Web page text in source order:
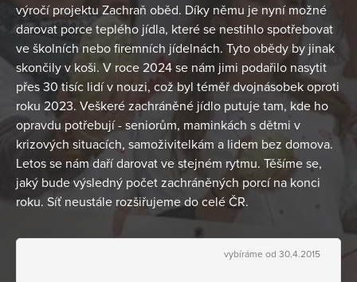
výročí projektu Zachraň oběd. Díky němu je nyní možné
darovat porce teplého jídla, které se nestihlo spotřebovat
ve školních nebo firemních jídelnách. Tyto obědy by jinak
skončily v koši. V roce 2024 se nám jimi podařilo nasytit
přes 30 tisíc lidí v nouzi, což byl téměř dvojnásobek oproti
roku 2023. Veškeré zachráněné jídlo putuje tam, kde ho
opravdu potřebují - seniorům, maminkách s dětmi v
krizových situacích, samoživitelkám a lidem bez domova.
Letos se nám daří darovat ve stejném rytmu. Těšíme se,
jaký bude výsledný počet zachráněných porcí na konci
roku. Síť neustále rozšiřujeme do celé ČR.
vybíráme od 30.4.2015